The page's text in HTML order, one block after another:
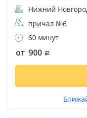
Нижний
причал №6
60 минут
от 900